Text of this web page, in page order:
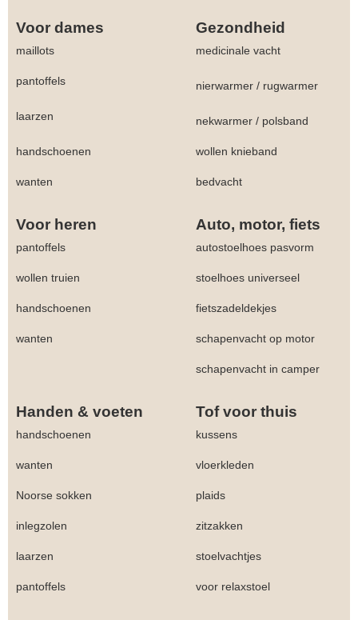
Voor dames Gezondheid
maillots medicinale vacht
pantoffels nierwarmer / rugwarmer
laarzen nekwarmer / polsband
handschoenen wollen knieband
wanten bedvacht
Voor heren Auto, motor, fiets
pantoffels autostoelhoes pasvorm
wollen truien stoelhoes universeel
handschoenen fietszadeldekjes
wanten schapenvacht op motor
schapenvacht in camper
Handen & voeten Tof voor thuis
handschoenen kussens
wanten vloerkleden
Noorse sokken plaids
inlegzolen zitzakken
laarzen stoelvachtjes
pantoffels voor relaxstoel